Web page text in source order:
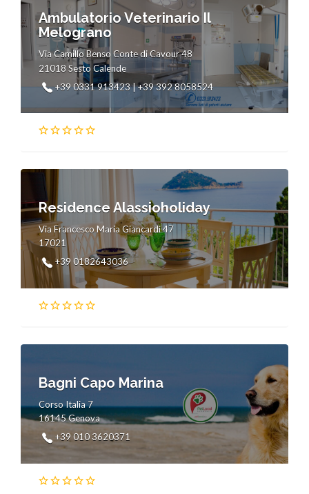
Ambulatorio Veterinario Il
Melograno
Via Camillo Benso Conte di Cavour 48
21018 Sesto Calende
+39 0331 913423 | +39 392 8058524
Residence Alassioholiday
Via Francesco Maria Giancardi 47
17021
+39 0182643036
Bagni Capo Marina
Corso Italia 7
16145 Genova
+39 010 3620371